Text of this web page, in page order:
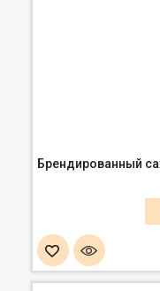
Брендированный